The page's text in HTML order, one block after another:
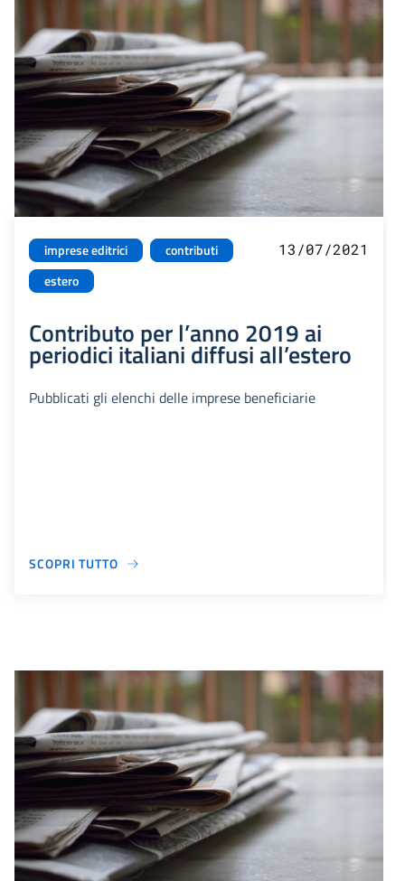
imprese editrici
contributi
estero
13/07/2021
Contributo per l’anno 2019 ai
periodici italiani diffusi all’estero
Pubblicati gli elenchi delle imprese beneficiarie
SCOPRI TUTTO